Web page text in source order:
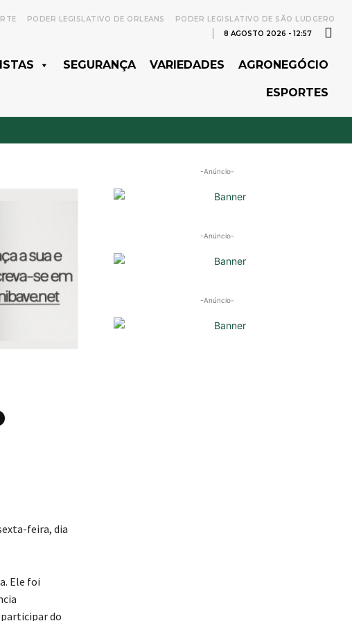
PODER LEGISLATIVO DE ORLEANS
PODER LEGISLATIVO DE SÃO LUDGERO
8 AGOSTO 2026 - 12:57
SEGURANÇA VARIEDADES AGRONEGÓCIO
ESPORTES
feira, dia
Ele foi
participar do
-Anúncio-
-Anúncio-
-Anúncio-